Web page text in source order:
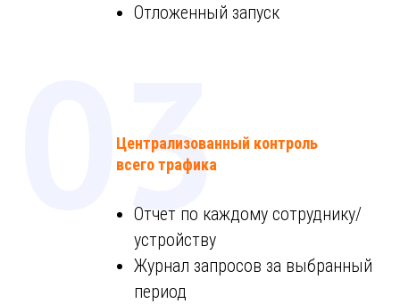
Отложенный запуск
Централизованный контроль
всего трафика
Отчет по каждому сотруднику/
устройству
Журнал запросов за выбранный
период
03